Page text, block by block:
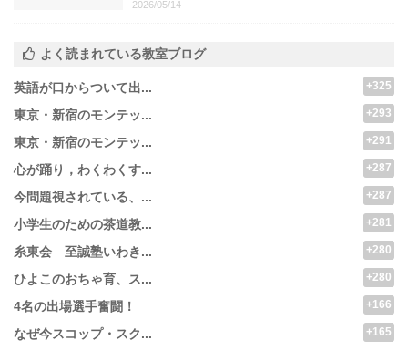
2026/05/14
よく読まれている教室ブログ
英語が口からついて出... +325
東京・新宿のモンテッ... +293
東京・新宿のモンテッ... +291
心が踊り，わくわくす... +287
今問題視されている、... +287
小学生のための茶道教... +281
糸東会 至誠塾いわき... +280
ひよこのおちゃ育、ス... +280
4名の出場選手奮闘！ +166
なぜ今スコップ・スク... +165